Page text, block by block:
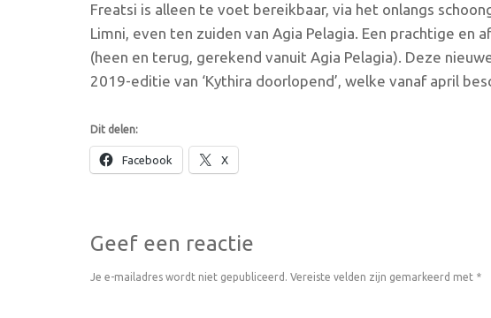
Freatsi is alleen te voet bereikbaar, via het onlangs
Limni, even ten zuiden van Agia Pelagia. Een prachtige en
(heen en terug, gerekend vanuit Agia Pelagia). Deze
2019-editie van ‘Kythira doorlopend’, welke vanaf april
Dit delen:
Facebook X
Geef een reactie
Je e-mailadres wordt niet gepubliceerd. Vereiste velden zijn gemarkeerd met *